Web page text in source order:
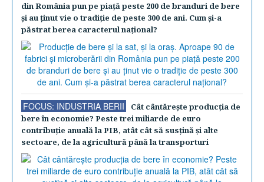
din România pun pe piaţă peste 200 de branduri de bere
şi au ţinut vie o tradiţie de peste 300 de ani. Cum şi-a
păstrat berea caracterul naţional?
FOCUS: INDUSTRIA BERII
Cât cântăreşte producţia de
bere în economie? Peste trei miliarde de euro
contribuţie anuală la PIB, atât cât să susţină şi alte
sectoare, de la agricultură până la transporturi